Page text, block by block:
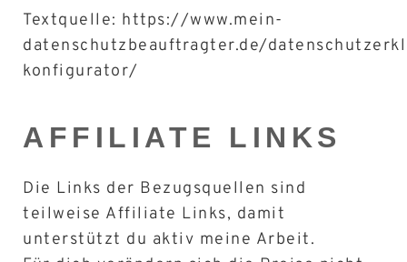
Textquelle: https://www.mein-
datenschutzbeauftragter.de/
konfigurator/
AFFILIATE LINKS
Die Links der Bezugsquellen sind
teilweise Affiliate Links, damit
unterstützt du aktiv meine Arbeit.